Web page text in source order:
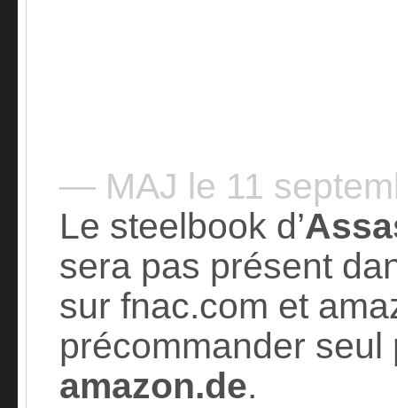
— MAJ le 11
Le steelbook d’
sera pas présent
sur fnac.com et
précommander
amazon.de.